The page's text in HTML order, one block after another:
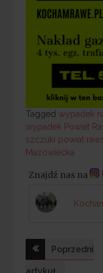
Tagged
Tagged wypadek
wypadek Powiat
szczuki powiat
Mazowiecka
Znajdź nas na
Poprzedni